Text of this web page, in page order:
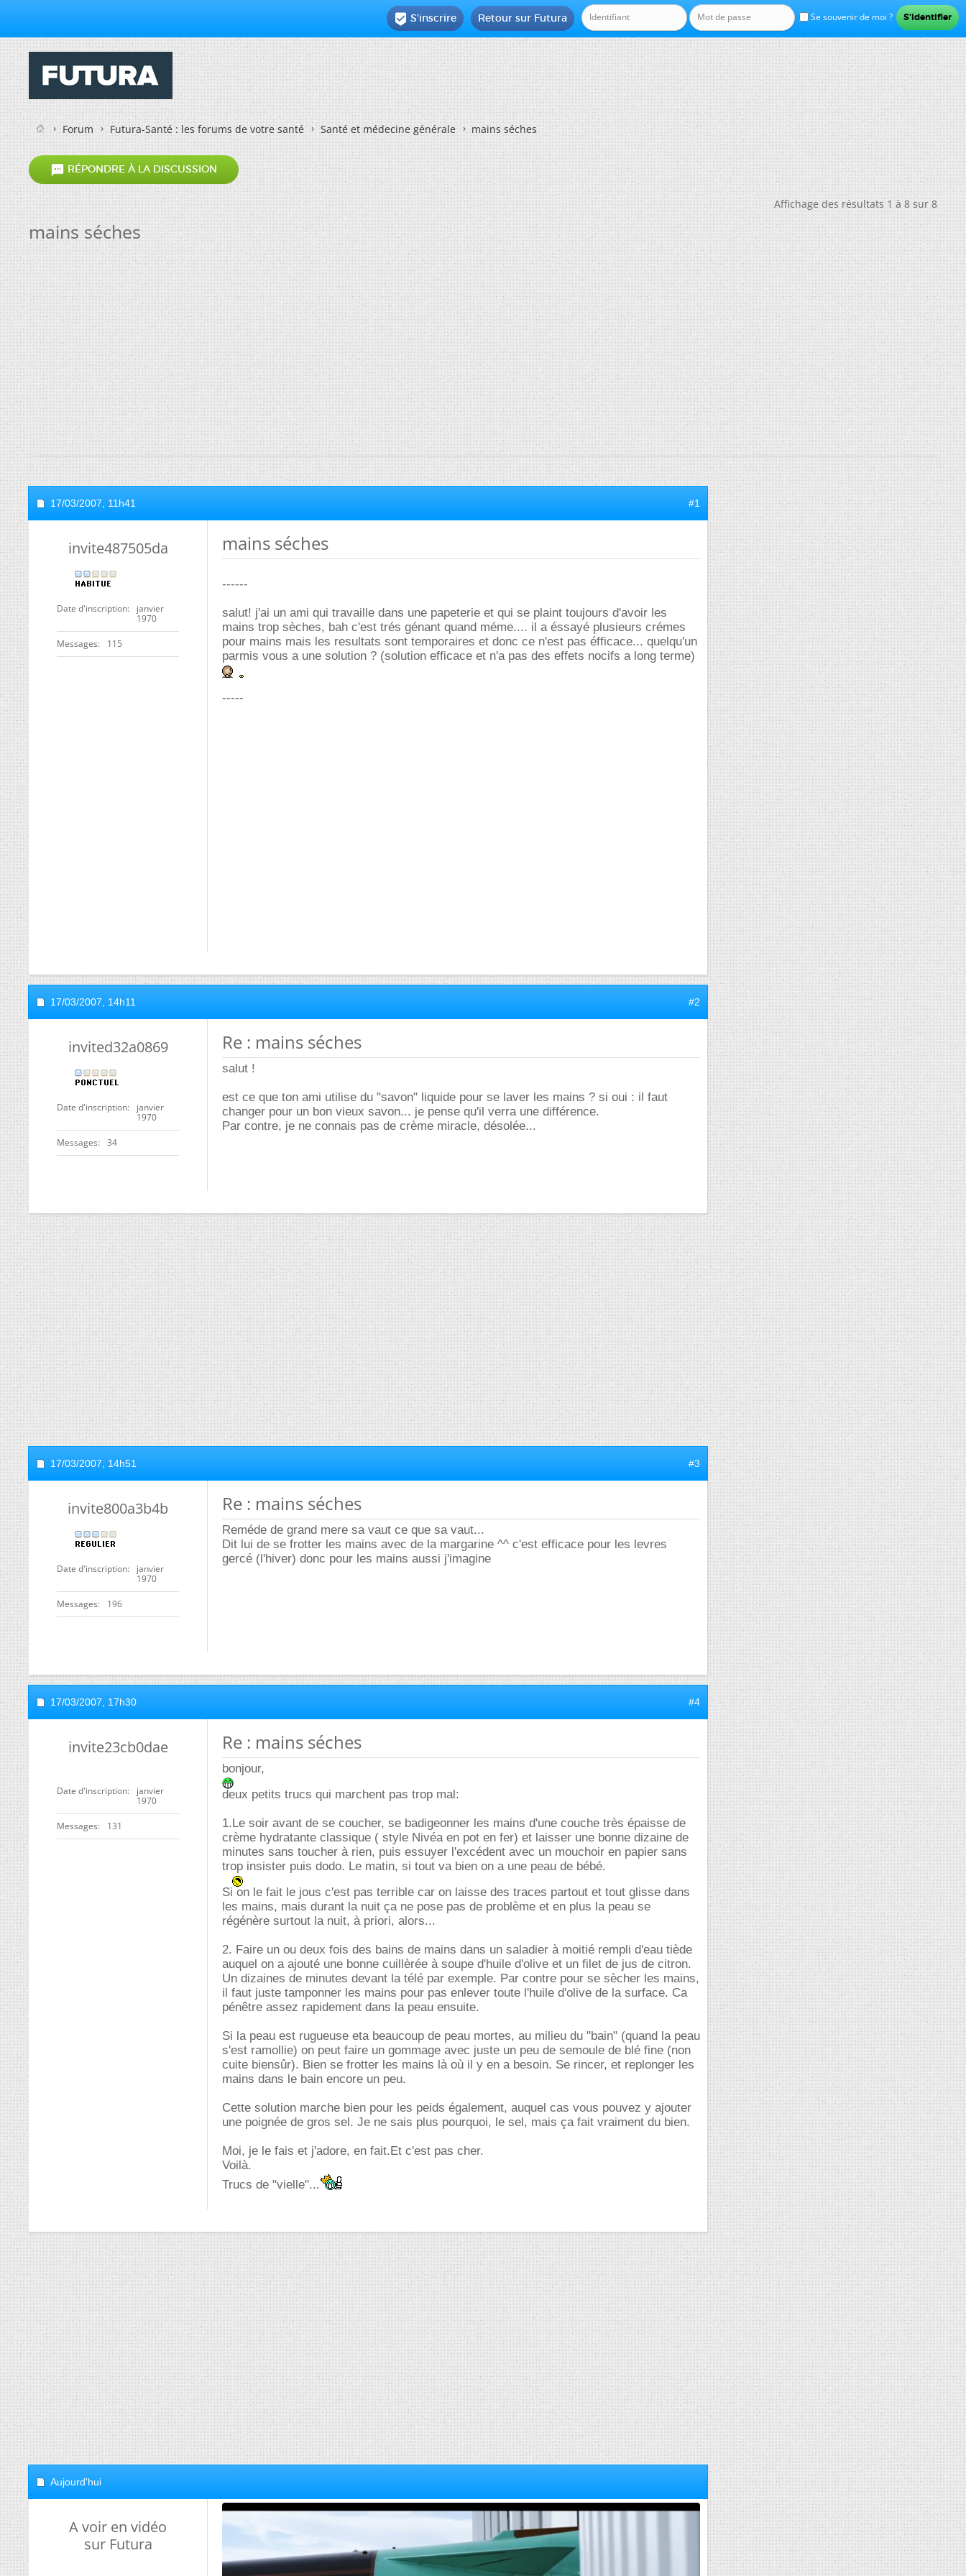
Se souvenir de moi ?
Retour sur Futura
 S'inscrire
Forum Futura-Santé : les forums de votre santé Santé et médecine générale mains séches
 RÉPONDRE À LA DISCUSSION
Affichage des résultats 1 à 8 sur 8
mains séches
17/03/2007, 11h41 #1
invite487505da
Date d'inscription
janvier
1970
Messages 115
mains séches
------
salut! j'ai un ami qui travaille dans une papeterie et qui se plaint toujours d'avoir les
mains trop sèches, bah c'est trés génant quand méme.... il a éssayé plusieurs crémes
pour mains mais les resultats sont temporaires et donc ce n'est pas éfficace... quelqu'un
parmis vous a une solution ? (solution efficace et n'a pas des effets nocifs a long terme)
-----
17/03/2007, 14h11 #2
invited32a0869
Date d'inscription
janvier
1970
Messages 34
Re : mains séches
salut !
est ce que ton ami utilise du "savon" liquide pour se laver les mains ? si oui : il faut
changer pour un bon vieux savon... je pense qu'il verra une différence.
Par contre, je ne connais pas de crème miracle, désolée...
17/03/2007, 14h51 #3
invite800a3b4b
Date d'inscription
janvier
1970
Messages 196
Re : mains séches
Reméde de grand mere sa vaut ce que sa vaut...
Dit lui de se frotter les mains avec de la margarine ^^ c'est efficace pour les levres
gercé (l'hiver) donc pour les mains aussi j'imagine
17/03/2007, 17h30 #4
invite23cb0dae
Date d'inscription
janvier
1970
Messages 131
Re : mains séches
bonjour,
deux petits trucs qui marchent pas trop mal:
1.Le soir avant de se coucher, se badigeonner les mains d'une couche très épaisse de
crème hydratante classique ( style Nivéa en pot en fer) et laisser une bonne dizaine de
minutes sans toucher à rien, puis essuyer l'excédent avec un mouchoir en papier sans
trop insister puis dodo. Le matin, si tout va bien on a une peau de bébé.
Si on le fait le jous c'est pas terrible car on laisse des traces partout et tout glisse dans
les mains, mais durant la nuit ça ne pose pas de problème et en plus la peau se
régénère surtout la nuit, à priori, alors...
2. Faire un ou deux fois des bains de mains dans un saladier à moitié rempli d'eau tiède
auquel on a ajouté une bonne cuillèrée à soupe d'huile d'olive et un filet de jus de citron.
Un dizaines de minutes devant la télé par exemple. Par contre pour se sècher les mains,
il faut juste tamponner les mains pour pas enlever toute l'huile d'olive de la surface. Ca
pénêtre assez rapidement dans la peau ensuite.
Si la peau est rugueuse eta beaucoup de peau mortes, au milieu du "bain" (quand la peau
s'est ramollie) on peut faire un gommage avec juste un peu de semoule de blé fine (non
cuite biensûr). Bien se frotter les mains là où il y en a besoin. Se rincer, et replonger les
mains dans le bain encore un peu.
Cette solution marche bien pour les peids également, auquel cas vous pouvez y ajouter
une poignée de gros sel. Je ne sais plus pourquoi, le sel, mais ça fait vraiment du bien.
Moi, je le fais et j'adore, en fait.Et c'est pas cher.
Voilà.
Trucs de "vielle"...
Aujourd'hui
A voir en vidéo
sur Futura